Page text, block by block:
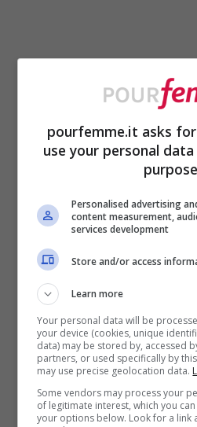
ULTIMI ARTICOLI
Le 3 Statuette di
pourfemme.it asks
use your personal
Personalised advertising
content measurement,
services development
Store and/or access
Learn more
Your personal data will be
your device (cookies, unique
data) may be stored by, accessed
partners, or used specifically by
may use precise geolocation data.
Some vendors may process your
of legitimate interest, which you
your options below. Look for a link